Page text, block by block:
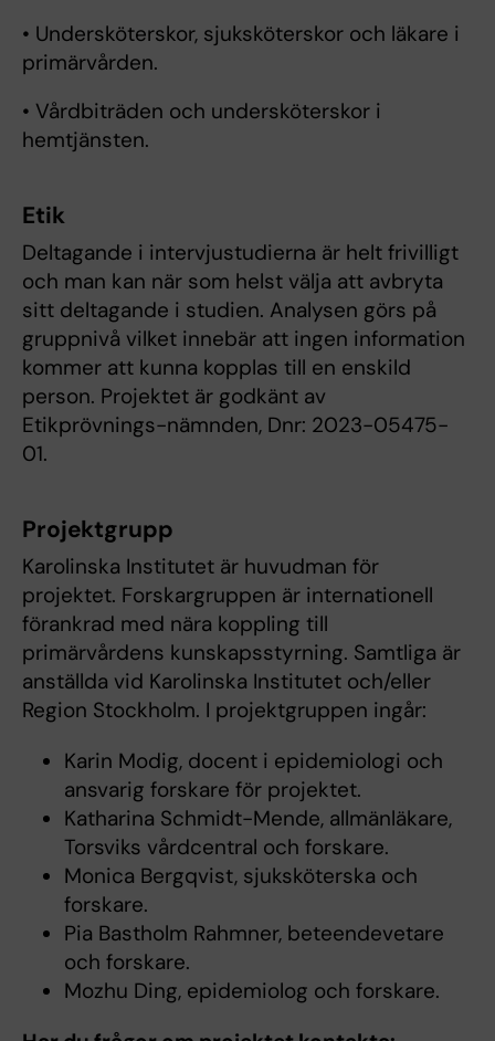
• Undersköterskor, sjuksköterskor och läkare i
primärvården.
• Vårdbiträden och undersköterskor i
hemtjänsten.
Etik
Deltagande i intervjustudierna är helt frivilligt
och man kan när som helst välja att avbryta
sitt deltagande i studien. Analysen görs på
gruppnivå vilket innebär att ingen information
kommer att kunna kopplas till en enskild
person. Projektet är godkänt av
Etikprövnings-nämnden, Dnr: 2023-05475-
01.
Projektgrupp
Karolinska Institutet är huvudman för
projektet. Forskargruppen är internationell
förankrad med nära koppling till
primärvårdens kunskapsstyrning. Samtliga är
anställda vid Karolinska Institutet och/eller
Region Stockholm. I projektgruppen ingår:
Karin Modig, docent i epidemiologi och
ansvarig forskare för projektet.
Katharina Schmidt-Mende, allmänläkare,
Torsviks vårdcentral och forskare.
Monica Bergqvist, sjuksköterska och
forskare.
Pia Bastholm Rahmner, beteendevetare
och forskare.
Mozhu Ding, epidemiolog och forskare.